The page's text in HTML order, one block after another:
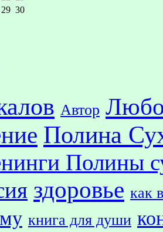
29 30
Автор
Полина
Полины
здоровье как
книга для души